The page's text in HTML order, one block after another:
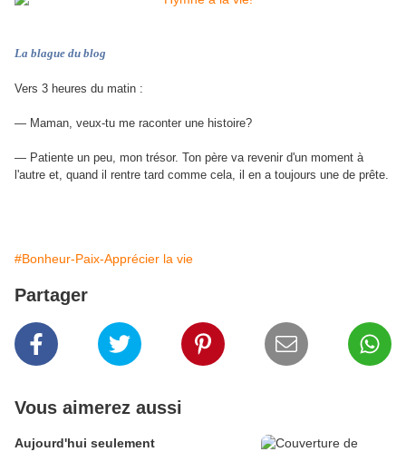
La blague du blog
Vers 3 heures du matin :
— Maman, veux-tu me raconter une histoire?
— Patiente un peu, mon trésor. Ton père va revenir d'un moment à
l'autre et, quand il rentre tard comme cela, il en a toujours une de prête.
#Bonheur-Paix-Apprécier la vie
Partager
Vous aimerez aussi
Aujourd'hui seulement